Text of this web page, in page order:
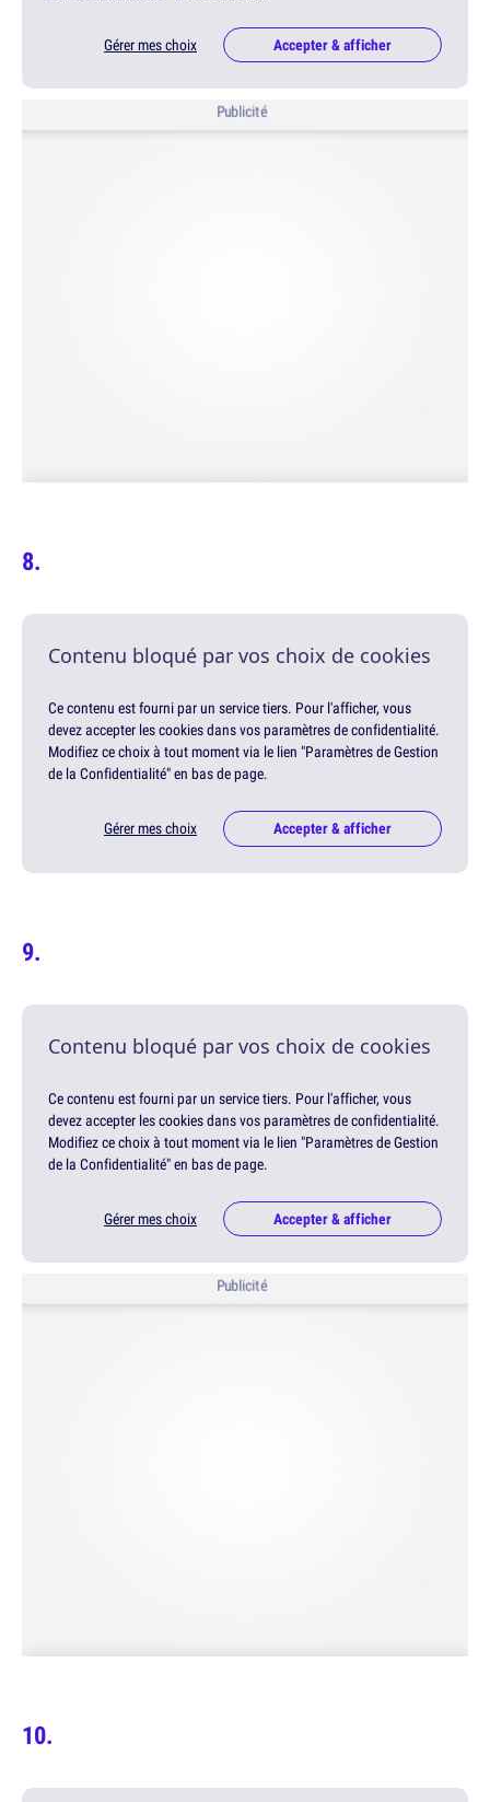
Gérer mes choix Accepter & afficher
Publicité
Contenu bloqué par vos choix de cookies
Ce contenu est fourni par un service tiers. Pour l'afficher, vous
devez accepter les cookies dans vos paramètres de confidentialité.
Modifiez ce choix à tout moment via le lien "Paramètres de Gestion
de la Confidentialité" en bas de page.
Gérer mes choix Accepter & afficher
Contenu bloqué par vos choix de cookies
Ce contenu est fourni par un service tiers. Pour l'afficher, vous
devez accepter les cookies dans vos paramètres de confidentialité.
Modifiez ce choix à tout moment via le lien "Paramètres de Gestion
de la Confidentialité" en bas de page.
Gérer mes choix Accepter & afficher
Publicité